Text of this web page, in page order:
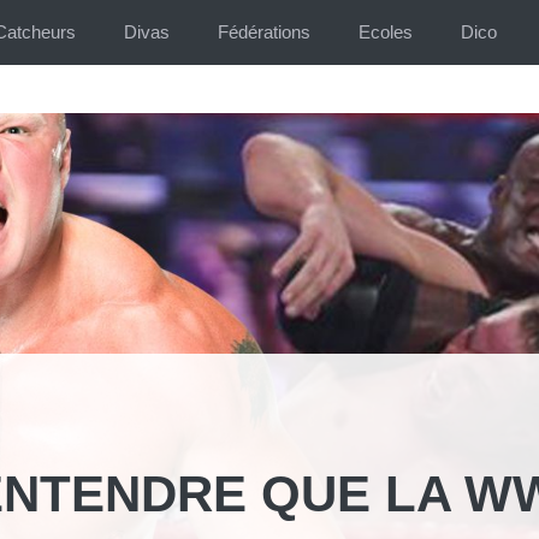
Divas Fédérations Ecoles Dico
QUE LA